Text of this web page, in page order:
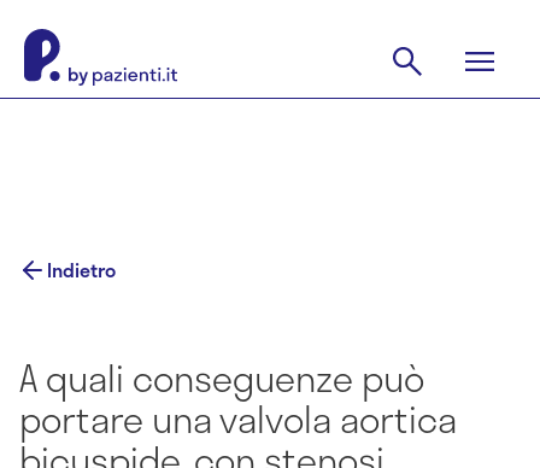
Indietro
A quali conseguenze può
portare una valvola aortica